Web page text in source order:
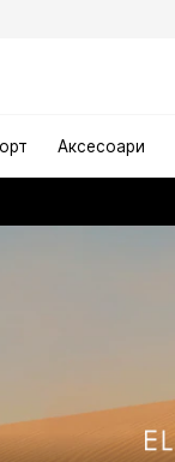
Аксесоари